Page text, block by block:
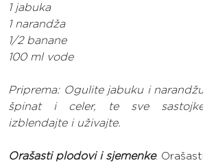
1 jabuka
1 narandža
1/2 banane
100 ml vode
Priprema: Ogulite jabuku i
špinat i celer, te sve
izblendajte i uživajte.
Orašasti plodovi i sjemenke.